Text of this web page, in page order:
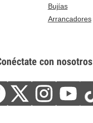
Bujías
Arrancadores
con nosotros